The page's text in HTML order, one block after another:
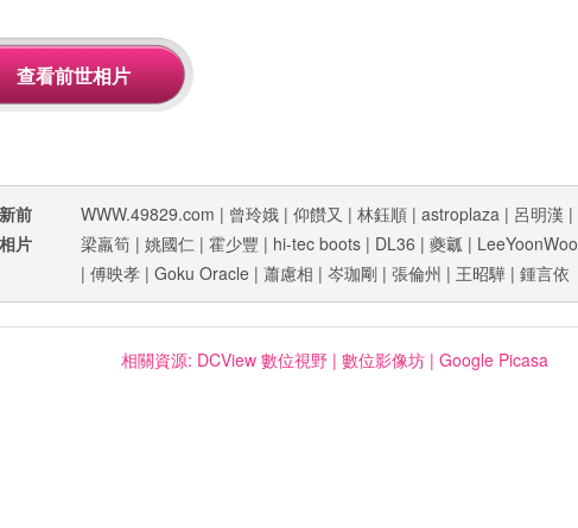
前
片
WWW.49829.com | 曾玲娥 | 仰饡又 | 林鈺順 | astroplaza | 呂明漢 |
梁羸筍 | 姚國仁 | 霍少豐 | hi-tec boots | DL36 | 夔瓤 | LeeYoonWoo
| 傅映孝 | Goku Oracle | 蕭慮相 | 岑珈剛 | 張倫州 | 王昭驊 | 鍾言依
相關資源: DCView 數位視野| 數位影像坊| Google Picasa